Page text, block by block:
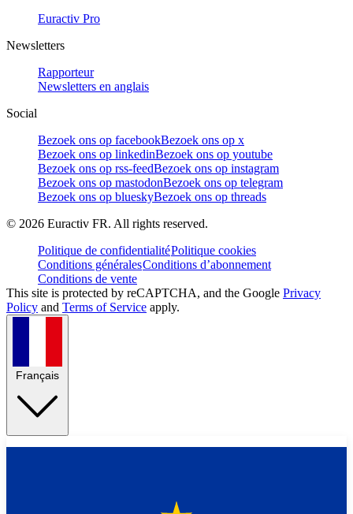
Euractiv Pro
Newsletters
Rapporteur
Newsletters en anglais
Social
Bezoek ons op facebookBezoek ons op x
Bezoek ons op linkedinBezoek ons op youtube
Bezoek ons op rss-feedBezoek ons op instagram
Bezoek ons op mastodonBezoek ons op telegram
Bezoek ons op blueskyBezoek ons op threads
© 2026 Euractiv FR. All rights reserved.
Politique de confidentialitéPolitique cookies
Conditions généralesConditions d’abonnement
Conditions de vente
This site is protected by reCAPTCHA, and the Google Privacy
Policy and Terms of Service apply.
Français